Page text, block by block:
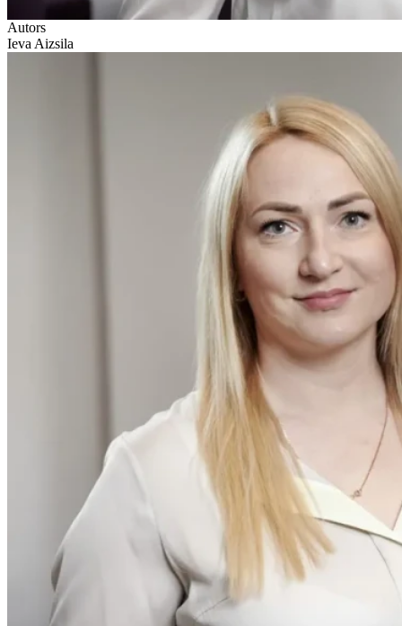
Autors
Ieva Aizsila